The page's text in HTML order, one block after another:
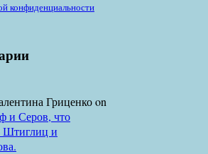
конфиденциальности
Гриценкоon
и Серов, что
Штиглиц и